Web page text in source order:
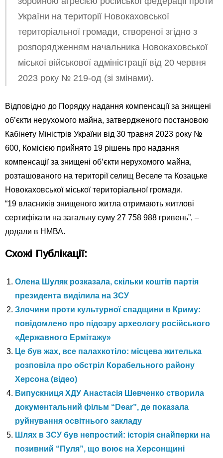
України на території Новокаховської
територіальної громади, створеної згідно з
розпорядженням начальника Новокаховської
міської військової адміністрації від 20 червня
2023 року № 219-од (зі змінами).
Відповідно до Порядку надання компенсації за знищені
об’єкти нерухомого майна, затвердженого постановою
Кабінету Міністрів України від 30 травня 2023 року №
600, Комісією прийнято 19 рішень про надання
компенсації за знищені об’єкти нерухомого майна,
розташованого на території селищ Веселе та Козацьке
Новокаховської міської територіальної громади.
“19 власників знищеного житла отримають житлові
сертифікати на загальну суму 27 758 988 гривень”, –
додали в НМВА.
Схожі Публікації:
Олена Шуляк розказала, скільки коштів партія
президента виділила на ЗСУ
Злочини проти культурної спадщини в Криму:
повідомлено про підозру археологу російського
«Державного Ермітажу»
Це був жах, все палахкотіло: місцева жителька
розповіла про обстріл Корабельного району
Херсона (відео)
Випускниця ХДУ Анастасія Шевченко створила
документальний фільм “Dear”, де показала
руйнування освітнього закладу
Шлях в ЗСУ був непростий: історія снайперки на
позивний “Пуля”, що воює на Херсонщині